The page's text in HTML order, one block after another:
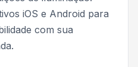
iOS e Android para
com sua